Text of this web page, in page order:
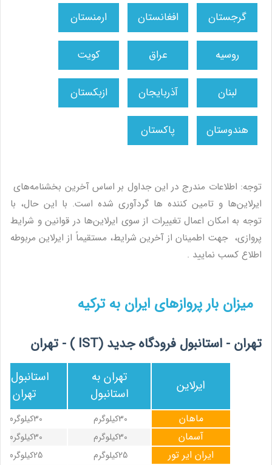
توجه: اطلاعات مندرج در این جداول بر اساس آخرین بخشنامه‌های
ایرلاین‌ها و تامین کننده ها گردآوری شده است. با این حال، با
توجه به امکان اعمال تغییرات از سوی ایرلاین‌ها در قوانین و شرایط
پروازی، جهت اطمینان از آخرین شرایط، مستقیماً از ایرلاین مربوطه
اطلاع کسب نمایید .
میزان بار پروازهای ایران به ترکیه
تهران - استانبول فرودگاه جدید (IST ) - تهران
استانبول
تهران
تهران به
استانبول
ایرلاین
30کیلوگرم 30کیلوگرم ماهان
30کیلوگرم 30کیلوگرم آسمان
25کیلوگرم 25کیلوگرم ایران ایر تور